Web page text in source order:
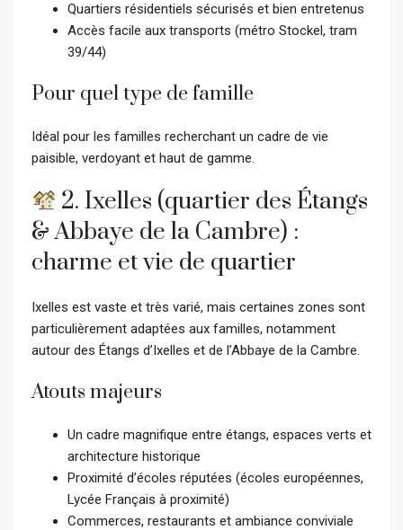
Quartiers résidentiels sécurisés et bien entretenus
Accès facile aux transports (métro Stockel, tram
39/44)
Pour quel type de famille
Idéal pour les familles recherchant un cadre de vie
paisible, verdoyant et haut de gamme.
2. Ixelles (quartier des Étangs
& Abbaye de la Cambre) :
charme et vie de quartier
Ixelles est vaste et très varié, mais certaines zones sont
particulièrement adaptées aux familles, notamment
autour des Étangs d’Ixelles et de l’Abbaye de la Cambre.
Atouts majeurs
Un cadre magnifique entre étangs, espaces verts et
architecture historique
Proximité d’écoles réputées (écoles européennes,
Lycée Français à proximité)
Commerces, restaurants et ambiance conviviale